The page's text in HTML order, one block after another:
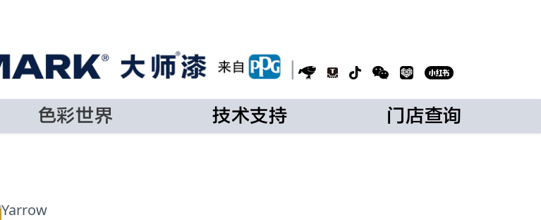
色彩世界 技术支持 门店查询
Yarrow